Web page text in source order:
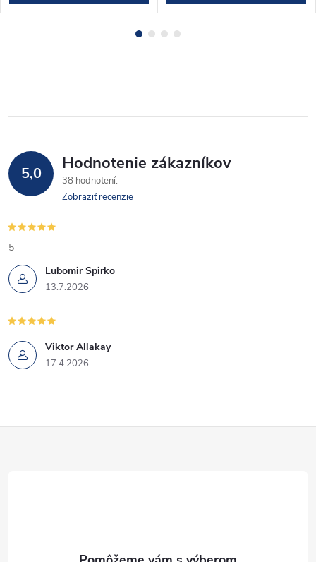
5,0 Hodnotenie zákazníkov
38 hodnotení
Zobraziť recenzie
Lubomir Spirko
13.7.2026
5
Viktor Allakay
17.4.2026